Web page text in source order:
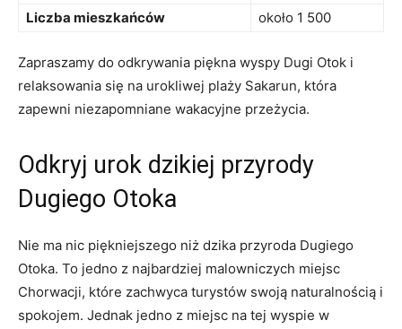
Liczba mieszkańców około 1 500
Zapraszamy do odkrywania piękna wyspy ‌Dugi Otok i
relaksowania ‌się ​na‌ urokliwej plaży Sakarun,⁢ która
‍zapewni⁤ niezapomniane wakacyjne przeżycia.
Odkryj urok dzikiej przyrody
Dugiego Otoka
Nie ma nic⁤ piękniejszego niż ‍dzika przyroda Dugiego
Otoka. To jedno z najbardziej malowniczych miejsc
Chorwacji, które zachwyca turystów swoją‍ naturalnością i
spokojem. Jednak jedno z miejsc na tej wyspie‍ w